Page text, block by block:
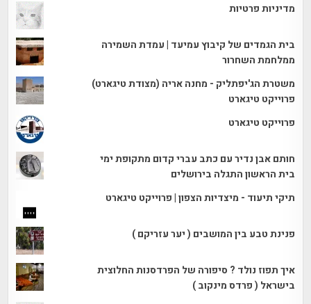
מדיניות פרטיות
בית הגמדים של קיבוץ עמיעד | עמדת השמירה
ממלחמת השחרור
משטרת הג'יפתליק - מחנה אריה (מצודת טיגארט)
פרוייקט טיגארט
פרוייקט טיגארט
חותם אבן נדיר עם כתב עברי קדום מתקופת ימי
בית הראשון התגלה בירושלים
תיקי תיעוד - מיצדיות הצפון | פרוייקט טיגארט
פנינת טבע בין המושבים ( יער עזריקם )
איך תפוז נולד ? סיפורה של הפרדסנות החלוצית
בישראל ( פרדס מינקוב )